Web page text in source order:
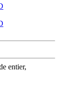
entier,